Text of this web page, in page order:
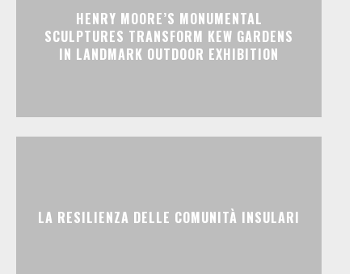
HENRY MOORE’S MONUMENTAL
SCULPTURES TRANSFORM KEW GARDENS
IN LANDMARK OUTDOOR EXHIBITION
LA RESILIENZA DELLE COMUNITÀ INSULARI